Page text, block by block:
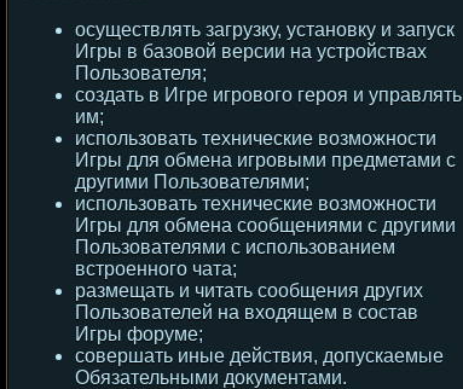
осуществлять загрузку, установку и запуск
Игры в базовой версии на устройствах
Пользователя;
создать в Игре игрового героя и управлять
им;
использовать технические возможности
Игры для обмена игровыми предметами с
другими Пользователями;
использовать технические возможности
Игры для обмена сообщениями с другими
Пользователями с использованием
встроенного чата;
размещать и читать сообщения других
Пользователей на входящем в состав
Игры форуме;
совершать иные действия, допускаемые
Обязательными документами.